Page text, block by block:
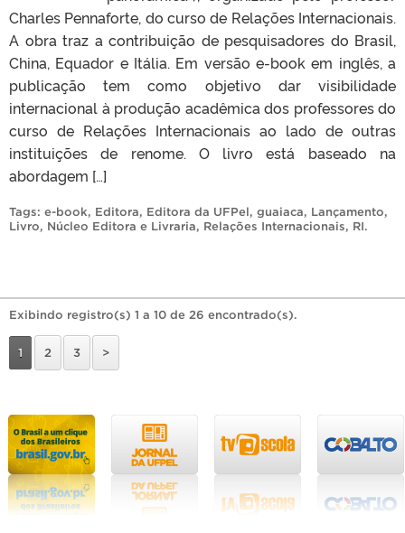
Charles Pennaforte, do curso de Relações Internacionais.
A obra traz a contribuição de pesquisadores do Brasil,
China, Equador e Itália. Em versão e-book em inglês, a
publicação tem como objetivo dar visibilidade
internacional à produção acadêmica dos professores do
curso de Relações Internacionais ao lado de outras
instituições de renome. O livro está baseado na
abordagem […]
Tags: e-book, Editora, Editora da UFPel, guaiaca, Lançamento,
Livro, Núcleo Editora e Livraria, Relações Internacionais, RI.
Exibindo registro(s) 1 a 10 de 26 encontrado(s).
1 2 3 >